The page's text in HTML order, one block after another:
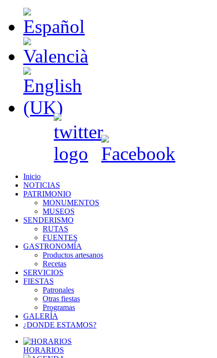
Inicio
NOTICIAS
PATRIMONIO
MONUMENTOS
MUSEOS
SENDERISMO
RUTAS
FUENTES
GASTRONOMÍA
Productos artesanos
Recetas
SERVICIOS
FIESTAS
Patronales
Otras fiestas
Programas
GALERÍA
¿DONDE ESTAMOS?
HORARIOS